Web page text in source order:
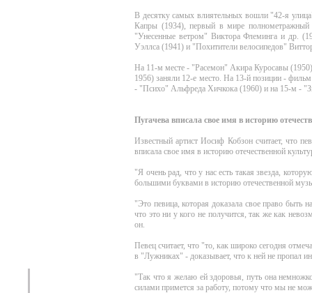
В десятку самых влиятельных вошли "42-я
Капры (1934), первый в мире
"Унесенные ветром" Виктора Флеминга и др.
Уэллса (1941) и "Похитители велосипедов"
На 11-м месте - "Расемон" Акира Куросавы
1956) заняли 12-е место. На 13-й позиции -
- "Психо" Альфреда Хичкока (1960) и на 15-м -
Пугачева вписала свое имя в историю
Известный артист Иосиф Кобзон считает, что
вписала свое имя в историю отечественной
"Я очень рад, что у нас есть такая звезда,
большими буквами в историю отечественной
"Это певица, которая доказала свое право быть
что это ни у кого не получится, так же как
он.
Певец считает, что "то, как широко сегодня
в "Лужниках" - доказывает, что к ней не пропал
"Так что я желаю ей здоровья, путь она
силами примется за работу, потому что мы не